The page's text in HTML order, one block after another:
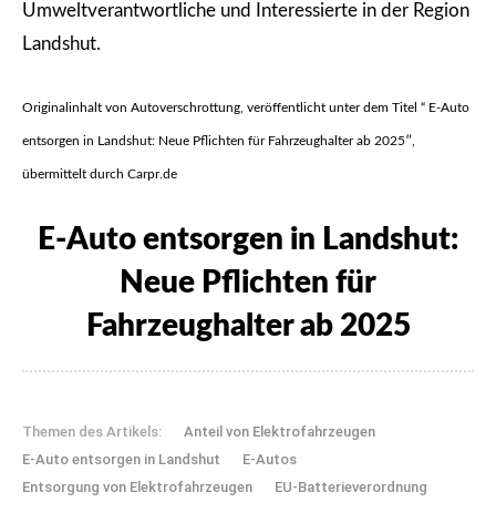
Umweltverantwortliche und Interessierte in der Region
Landshut.
Originalinhalt von Autoverschrottung, veröffentlicht unter dem Titel “ E-Auto
entsorgen in Landshut: Neue Pflichten für Fahrzeughalter ab 2025″,
übermittelt durch Carpr.de
E-Auto entsorgen in Landshut:
Neue Pflichten für
Fahrzeughalter ab 2025
Themen des Artikels:
Anteil von Elektrofahrzeugen
E-Auto entsorgen in Landshut
E-Autos
Entsorgung von Elektrofahrzeugen
EU-Batterieverordnung